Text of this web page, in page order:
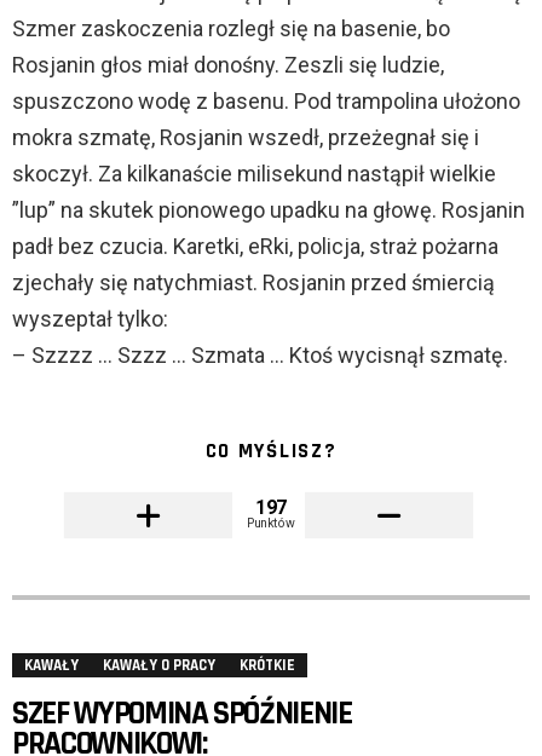
Szmer zaskoczenia rozległ się na basenie, bo
Rosjanin głos miał donośny. Zeszli się ludzie,
spuszczono wodę z basenu. Pod trampolina ułożono
mokra szmatę, Rosjanin wszedł, przeżegnał się i
skoczył. Za kilkanaście milisekund nastąpił wielkie
”lup” na skutek pionowego upadku na głowę. Rosjanin
padł bez czucia. Karetki, eRki, policja, straż pożarna
zjechały się natychmiast. Rosjanin przed śmiercią
wyszeptał tylko:
– Szzzz … Szzz … Szmata … Ktoś wycisnął szmatę.
CO MYŚLISZ?
197
Punktów
KAWAŁY KAWAŁY O PRACY KRÓTKIE
SZEF WYPOMINA SPÓŹNIENIE
PRACOWNIKOWI: